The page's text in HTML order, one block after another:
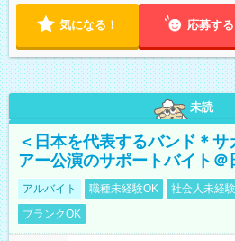
気になる！ 応募する
未読
＜日本を代表するバンド＊
アー公演のサポートバイト＠
アルバイト 職種未経験OK 社会人未経
ブランクOK